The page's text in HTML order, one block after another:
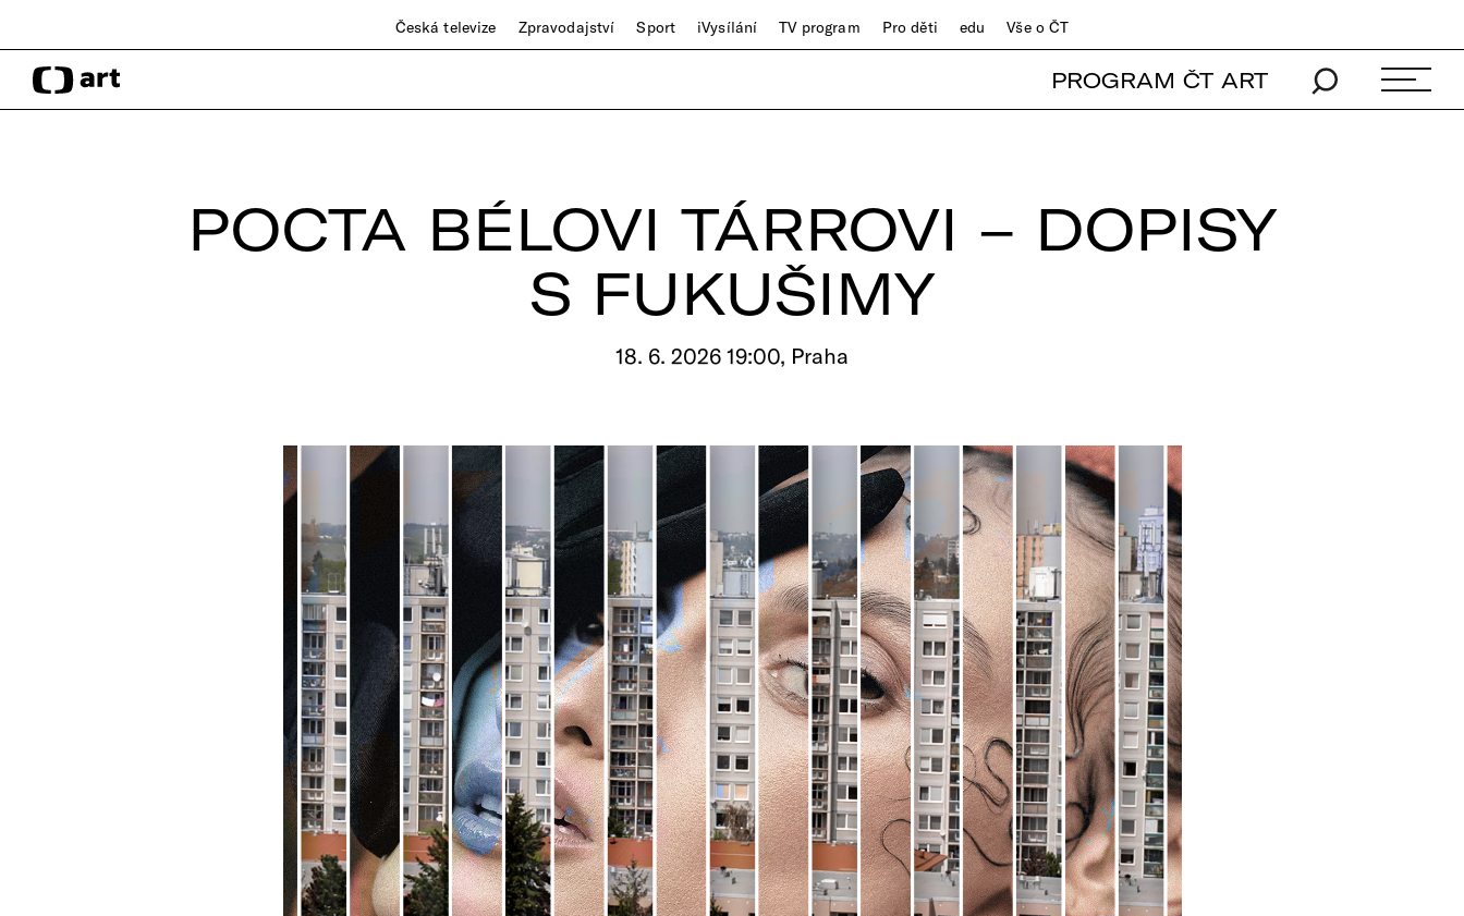
Česká televize Zpravodajství Sport iVysílání TV program Pro děti edu Vše o ČT
PROGRAM ČT ART
POCTA BÉLOVI TÁRROVI – DOPISY
S FUKUŠIMY
18. 6. 2026 19:00, Praha